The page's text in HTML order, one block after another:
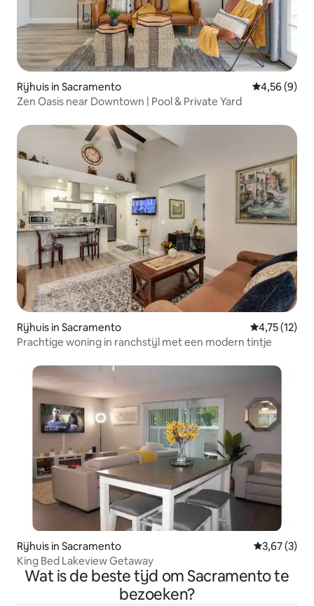
Rijhuis in Sacramento Gemiddelde
4,56 (9)
Zen Oasis near Downtown | Pool & Private Yard
Rijhuis in Sacramento Gemiddelde
4,75 (12)
Prachtige woning in ranchstijl met een modern tintje
Rijhuis in Sacramento
3,67 (3)
King Bed Lakeview Getaway
Wat is de beste tijd om Sacramento te
bezoeken?